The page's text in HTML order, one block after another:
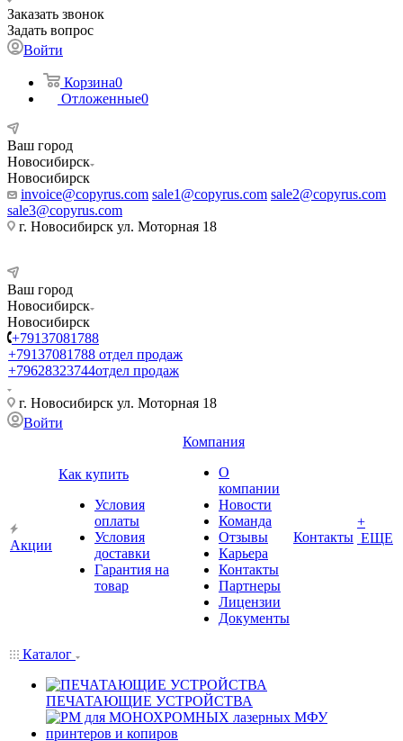
Заказать звонок
Задать вопрос
Войти
Корзина0
Отложенные0
Ваш город
Новосибирск
Новосибирск
invoice@copyrus.com sale1@copyrus.com sale2@copyrus.com
sale3@copyrus.com
г. Новосибирск ул. Моторная 18
Ваш город
Новосибирск
Новосибирск
+79137081788
+79137081788 отдел продаж
+79628323744отдел продаж
г. Новосибирск ул. Моторная 18
Войти
Акции
Как купить
Условия
оплаты
Условия
доставки
Гарантия на
товар
Компания
О
компании
Новости
Команда
Отзывы
Карьера
Контакты
Партнеры
Лицензии
Документы
Контакты
+
ЕЩЕ
Каталог
ПЕЧАТАЮЩИЕ УСТРОЙСТВА